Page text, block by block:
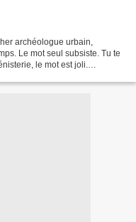
archéologue urbain,
Le mot seul subsiste. Tu te
le mot est joli.